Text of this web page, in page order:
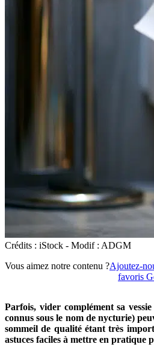
Crédits : iStock - Modif : ADGM
Vous aimez notre contenu ?Ajoutez-
favoris
Parfois, vider complément sa
connus sous le nom de nycturie)
sommeil de qualité étant très
astuces faciles à mettre en pratique